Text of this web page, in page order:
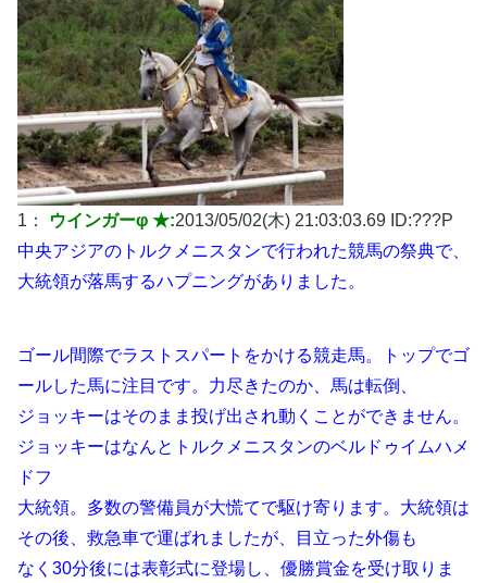
1： ウインガーφ ★:2013/05/02(木) 21:03:03.69 ID:???P
中央アジアのトルクメニスタンで行われた競馬の祭典で、
大統領が落馬するハプニングがありました。
ゴール間際でラストスパートをかける競走馬。トップでゴ
ールした馬に注目です。力尽きたのか、馬は転倒、
ジョッキーはそのまま投げ出され動くことができません。
ジョッキーはなんとトルクメニスタンのベルドゥイムハメ
ドフ
大統領。多数の警備員が大慌てで駆け寄ります。大統領は
その後、救急車で運ばれましたが、目立った外傷も
なく30分後には表彰式に登場し、優勝賞金を受け取りま